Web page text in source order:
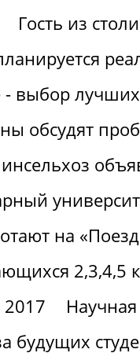
Гость из
- выбор лучших
обсудят
на
2,3,4,5
будущих